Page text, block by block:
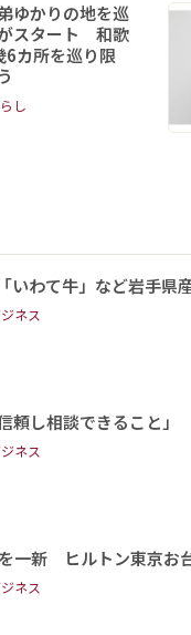
ゆかりの地を巡
スタート 和歌
6カ所を巡り限
し
いわて牛」など岩手
ネス
信頼し相談できること
ネス
一新 ヒルトン東京お
ネス